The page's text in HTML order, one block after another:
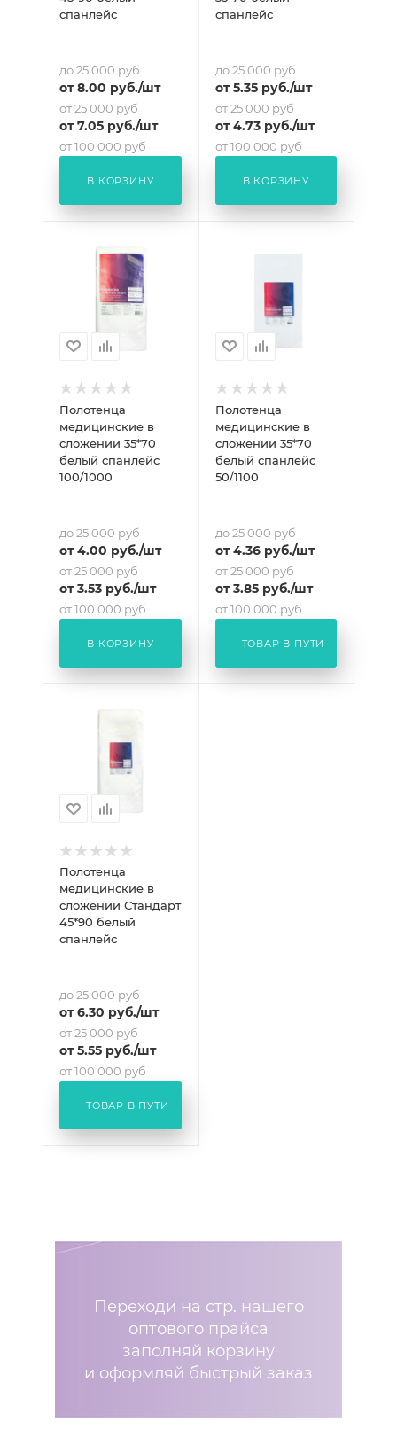
спанлейс
до 25 000 руб
от8.00 руб./шт
от 25 000 руб
от7.05 руб./шт
от 100 000 руб
В КОРЗИНУ
спанлейс
до 25 000 руб
от5.35руб./шт
от 25 000 руб
от4.73руб./шт
от 100 000 руб
В КОРЗИНУ
Полотенца
медицинские в
сложении 35*70
белый спанлейс
100/1000
до 25 000 руб
от4.00 руб./шт
от 25 000 руб
от3.53 руб./шт
от 100 000 руб
В КОРЗИНУ
Полотенца
медицинские в
сложении 35*70
белый спанлейс
50/1100
до 25 000 руб
от4.36руб./шт
от 25 000 руб
от3.85руб./шт
от 100 000 руб
ТОВАР В ПУТИ
Полотенца
медицинские в
сложении Стандарт
45*90 белый
спанлейс
до 25 000 руб
от6.30 руб./шт
от 25 000 руб
от5.55 руб./шт
от 100 000 руб
ТОВАР В ПУТИ
Переходи на стр. нашего
оптового прайса
заполняй корзину
и оформляй быстрый заказ